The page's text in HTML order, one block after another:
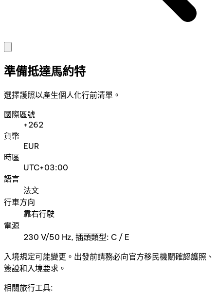
準備抵達馬約特
選擇護照以產生個人化行前清單。
國際區號
+262
貨幣
EUR
時區
UTC+03:00
語言
法文
行車方向
靠右行駛
電源
230 V/50 Hz, 插頭類型: C / E
入境規定可能變更。出發前請務必向官方移民機關確認護照、
簽證和入境要求。
相關旅行工具: